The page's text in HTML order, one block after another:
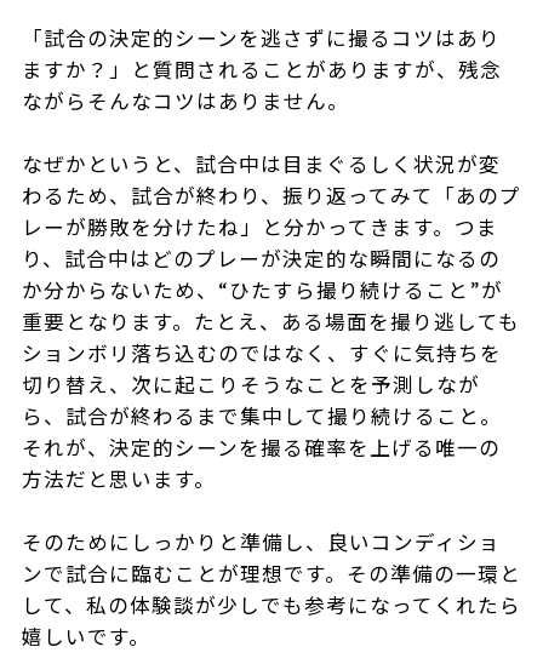
「試合の決定的シーンを逃さずに撮るコツはあり
ますか？」と質問されることがありますが、残念
ながらそんなコツはありません。
なぜかというと、試合中は目まぐるしく状況が変
わるため、試合が終わり、振り返ってみて「あのプ
レーが勝敗を分けたね」と分かってきます。つま
り、試合中はどのプレーが決定的な瞬間になるの
か分からないため、“ひたすら撮り続けること”が
重要となります。たとえ、ある場面を撮り逃しても
ションボリ落ち込むのではなく、すぐに気持ちを
切り替え、次に起こりそうなことを予測しなが
ら、試合が終わるまで集中して撮り続けること。
それが、決定的シーンを撮る確率を上げる唯一の
方法だと思います。
そのためにしっかりと準備し、良いコンディショ
ンで試合に臨むことが理想です。その準備の一環と
して、私の体験談が少しでも参考になってくれたら
嬉しいです。